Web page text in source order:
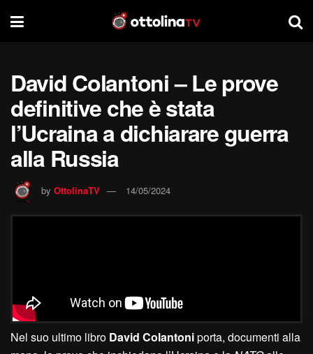
David Colantoni – Le prove
definitive che è stata
l’Ucraina a dichiarare guerra
alla Russia
by OttolinaTV 14/05/2024
Nel suo ultimo libro David Colantoniporta, documenti alla